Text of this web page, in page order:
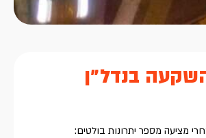
בנדל״ן
מציעה מספר יתרונות בולטים: